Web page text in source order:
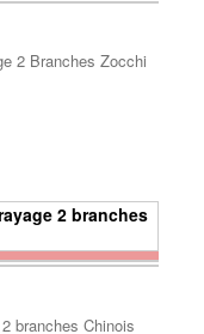
2 Branches Zocchi
branches Chinois